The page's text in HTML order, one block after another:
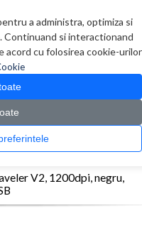
a administra, optimiza si
Continuand si interactionand
acord cu folosirea cookie-urilor
preferintele
0 produs(e)
Genius cu fir, optic, Micro Traveler V2,
V2, 1200dpi, negru,